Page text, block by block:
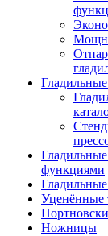
функциями
Уценённые
Ножницы